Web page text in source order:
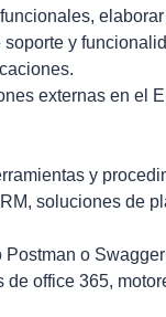
y
externas en el
y
soluciones de
o
office 365,